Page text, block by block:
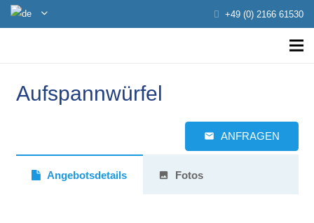
+49 (0) 2166 61530
Aufspannwürfel
email ANFRAGEN
Angebotsdetails photo Fotos